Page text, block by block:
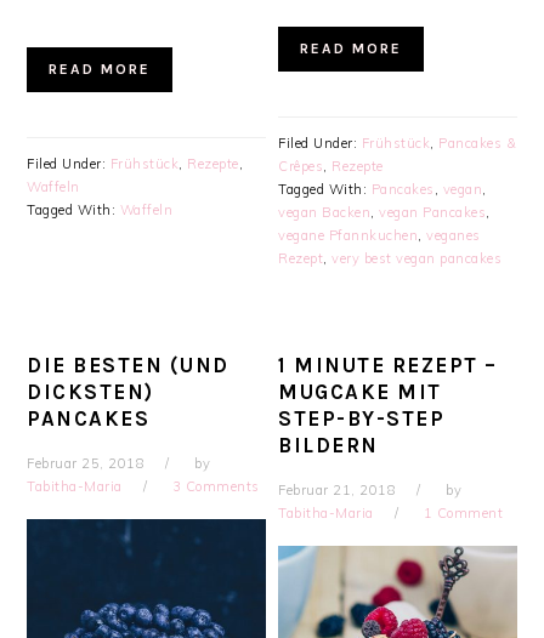
READ MORE
Filed Under: Frühstück, Rezepte,
Waffeln
Tagged With: Waffeln
READ MORE
Filed Under: Frühstück, Pancakes &
Crêpes, Rezepte
Tagged With: Pancakes , vegan,
vegan Backen,vegan Pancakes,
vegane Pfannkuchen,veganes
Rezept,very best vegan pancakes
DIE BESTEN (UND
DICKSTEN)
PANCAKES
Februar 25, 2018
by
Tabitha-Maria
3 Comments
1 MINUTE REZEPT –
MUGCAKE MIT
STEP-BY-STEP
BILDERN
Februar 21, 2018
by
Tabitha-Maria
1 Comment